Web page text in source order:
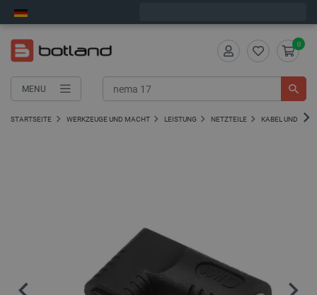
MENU
0
STARTSEITE WERKZEUGE UND MACHT LEISTUNG NETZTEILE KABEL UND